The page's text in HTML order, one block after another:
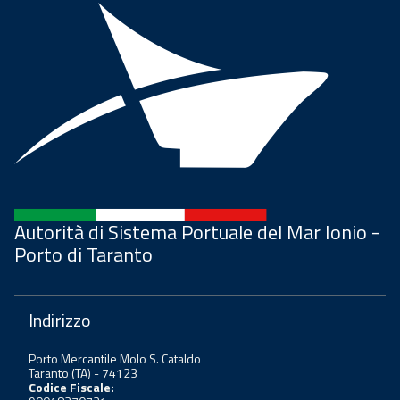
Autorità di Sistema Portuale del Mar Ionio -
Porto di Taranto
Indirizzo
Porto Mercantile Molo S. Cataldo
Taranto (TA) - 74123
Codice Fiscale: